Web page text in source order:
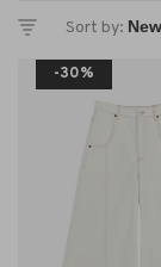
Sort by:
-30%